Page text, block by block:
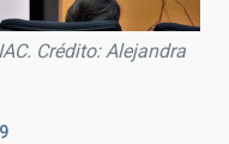
Crédito: Alejandra